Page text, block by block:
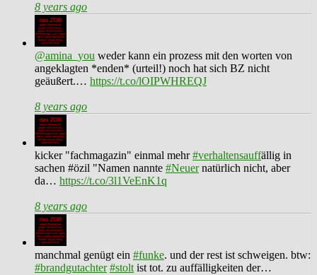
8 years ago
@amina_you weder kann ein prozess mit den worten von
angeklagten *enden* (urteil!) noch hat sich BZ nicht
geäußert.… https://t.co/lOIPWHREQJ
8 years ago
kicker "fachmagazin" einmal mehr#verhaltensauffällig in
sachen #özil "Namen nannte #Neuernatürlich nicht, aber
da… https://t.co/3l1VeEnK1q
8 years ago
manchmal genügt ein #funke. und der rest ist schweigen. btw:
#brandgutachter #stolt ist tot. zu auffälligkeiten der…